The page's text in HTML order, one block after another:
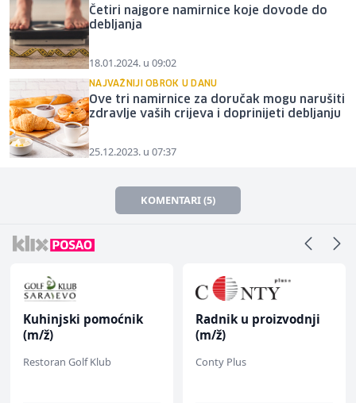
Četiri najgore namirnice koje dovode do
debljanja
18.01.2024. u 09:02
NAJVAŽNIJI OBROK U DANU
Ove tri namirnice za doručak mogu narušiti
zdravlje vaših crijeva i doprinijeti debljanju
25.12.2023. u 07:37
KOMENTARI (5)
Kuhinjski pomoćnik
(m/ž)
Restoran Golf Klub
Radnik u proizvodnji
(m/ž)
Conty Plus